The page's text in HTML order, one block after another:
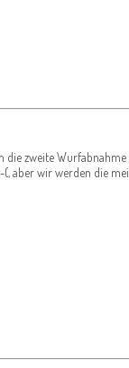
zweite Wurfabnahme
aber wir werden die